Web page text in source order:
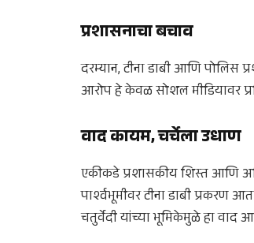
प्रशासनाचा बचाव
दरम्यान, टीना डाबी आणि पोलिस
आरोप हे केवळ सोशल मीडियावर
वाद कायम, चर्चेला उधाण
एकीकडे प्रशासकीय शिस्त आणि
पार्श्वभूमीवर टीना डाबी प्रकरण
चतुर्वेदी यांच्या भूमिकेमुळे हा